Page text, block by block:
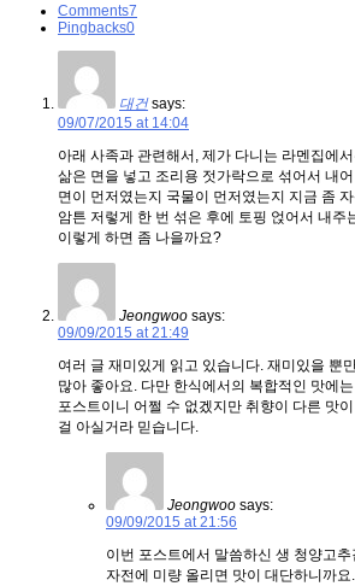
Comments7
Pingbacks0
대건 says:
09/07/2015 at 14:04
아래 사족과 관련해서, 제가 다니는 라멘집에
삶은 면을 넣고 조리용 젓가락으로 섞어서 내
면이 먼저였는지 국물이 먼저였는지 지금 좀
암튼 저렇게 한 번 섞은 후에 토핑 얹어서 내주
이렇게 하면 좀 나을까요?
Jeongwoo says:
09/09/2015 at 21:49
여러 글 재미있게 읽고 있습니다. 재미있을 뿐
많아 좋아요. 다만 한식에서의 복합적인 맛에
포스트이니 어쩔 수 없겠지만 취향이 다른 맛
걸 아실거라 믿습니다.
Jeongwoo says:
09/09/2015 at 21:56
이번 포스트에서 말씀하신 생 청양고
자전에 미량 올리면 맛이 대단하니까요.